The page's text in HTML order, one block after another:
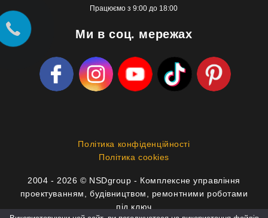
Працюємо з 9:00 до 18:00
Ми в соц. мережах
Політика конфіденційності
Політика cookies
2004 - 2026 © NSDgroup - Комплексне управління
проектуванням, будівництвом, ремонтними роботами
під ключ